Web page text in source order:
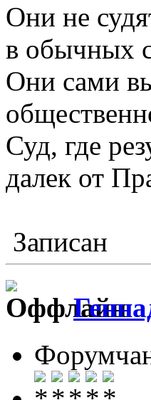
Они не
в обычных
Они сами
Суд, где
далек от
Записан